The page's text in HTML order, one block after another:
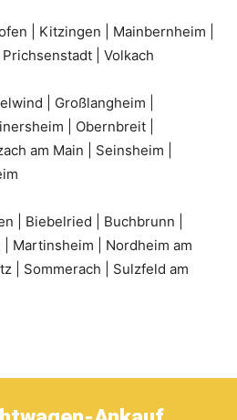
| Kitzingen | Mainbernheim |
| Volkach
| Großlangheim |
| Obernbreit |
am Main | Seinsheim |
| Biebelried | Buchbrunn |
Martinsheim | Nordheim am
| Sommerach | Sulzfeld am